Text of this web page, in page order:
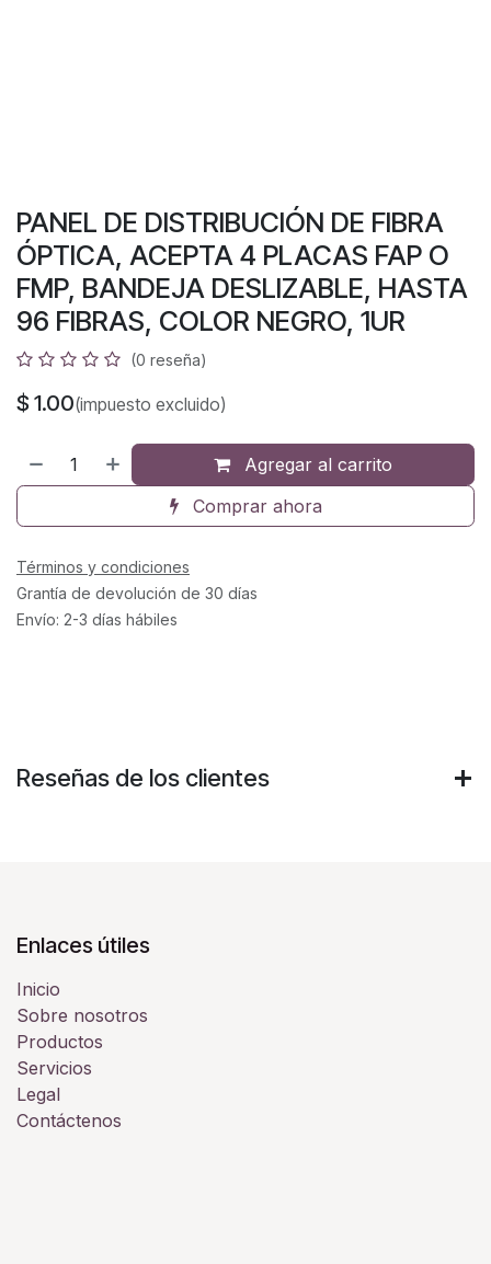
PANEL DE DISTRIBUCIÓN DE FIBRA
ÓPTICA, ACEPTA 4 PLACAS FAP O
FMP, BANDEJA DESLIZABLE, HASTA
96 FIBRAS, COLOR NEGRO, 1UR
(0 reseña)
$ 1.00(impuesto excluido)
Agregar al carrito
Comprar ahora
Términos y condiciones
Grantía de devolución de 30 días
Envío: 2-3 días hábiles
Reseñas de los clientes
Enlaces útiles
Inicio
Sobre nosotros
Productos
Servicios
Legal
Contáctenos